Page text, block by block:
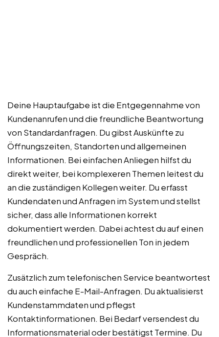
Deine Hauptaufgabe ist die Entgegennahme von
Kundenanrufen und die freundliche Beantwortung
von Standardanfragen. Du gibst Auskünfte zu
Öffnungszeiten, Standorten und allgemeinen
Informationen. Bei einfachen Anliegen hilfst du
direkt weiter, bei komplexeren Themen leitest du
an die zuständigen Kollegen weiter. Du erfasst
Kundendaten und Anfragen im System und stellst
sicher, dass alle Informationen korrekt
dokumentiert werden. Dabei achtest du auf einen
freundlichen und professionellen Ton in jedem
Gespräch.
Zusätzlich zum telefonischen Service beantwortest
du auch einfache E-Mail-Anfragen. Du aktualisierst
Kundenstammdaten und pflegst
Kontaktinformationen. Bei Bedarf versendest du
Informationsmaterial oder bestätigst Termine. Du